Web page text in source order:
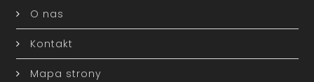
O nas
Kontakt
Mapa strony